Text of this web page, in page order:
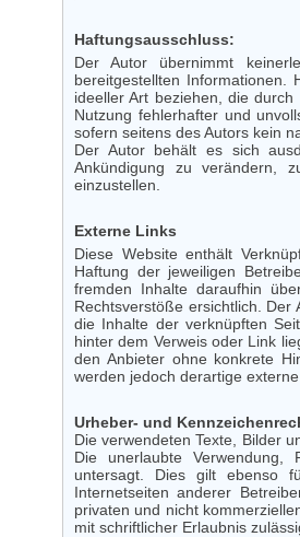
Haftungsausschluss:
Der Autor übernimmt
bereitgestellten Informationen.
ideeller Art beziehen, die
Nutzung fehlerhafter und
sofern seitens des Autors kein
Der Autor behält es sich
Ankündigung zu verändern,
einzustellen.
Externe Links
Diese Website enthält
Haftung der jeweiligen
fremden Inhalte daraufhin
Rechtsverstöße ersichtlich.
die Inhalte der verknüpften
hinter dem Verweis oder Link
den Anbieter ohne konkrete
werden jedoch derartige
Urheber- und
Die verwendeten Texte, Bilder
Die unerlaubte
untersagt. Dies gilt ebenso
Internetseiten anderer
privaten und nicht
mit schriftlicher Erlaubnis